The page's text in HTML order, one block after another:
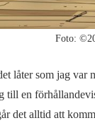
Foto:
låter som jag var
till en
det alltid att